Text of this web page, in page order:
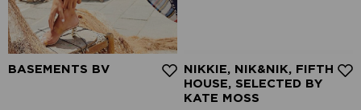
BASEMENTS BV
NIKKIE, NIK&NIK, FIFTH
HOUSE, SELECTED BY
KATE MOSS